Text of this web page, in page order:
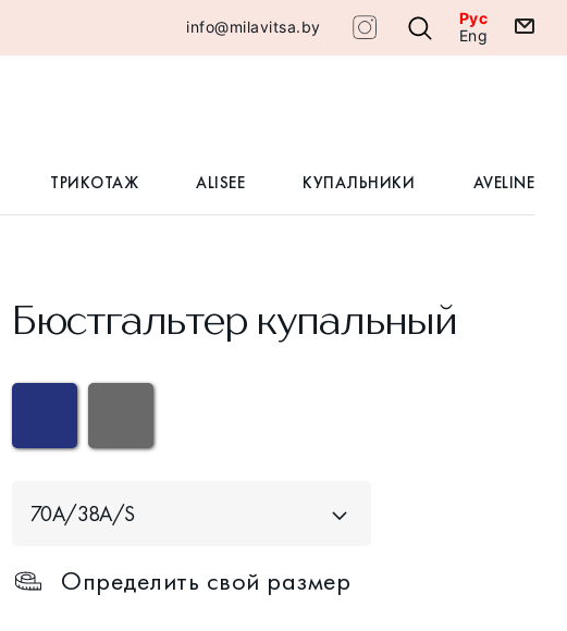
info@milavitsa.by
Рус
Eng
ТРИКОТАЖ ALISEE КУПАЛЬНИКИ AVELINE
Бюстгальтер купальный
70A/38A/S
Определить свой размер